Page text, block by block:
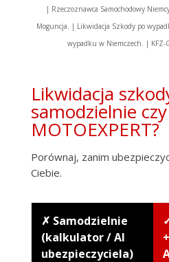
| Rzeczoznawca Samochodowy
Moguncja. | Likwidacja Szkody po
wypadku w Niemczech. | KFZ-
Likwidacja
samodzielnie
MOTOEXPERT?
Porównaj, zanim
Ciebie.
✗ Samodzielnie
(kalkulator / AI
ubezpieczyciela)